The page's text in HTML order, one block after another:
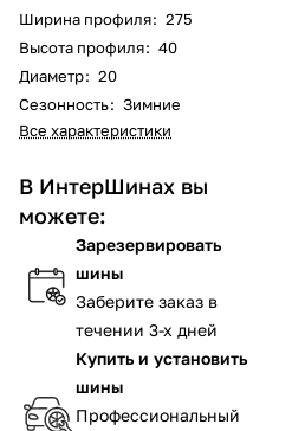
Ширина профиля: 275
Высота профиля: 40
Диаметр: 20
Сезонность: Зимние
Все характеристики
В ИнтерШинах вы
можете:
Зарезервировать
шины
Заберите заказ в
течении 3-х дней
Купить и установить
шины
Профессиональный